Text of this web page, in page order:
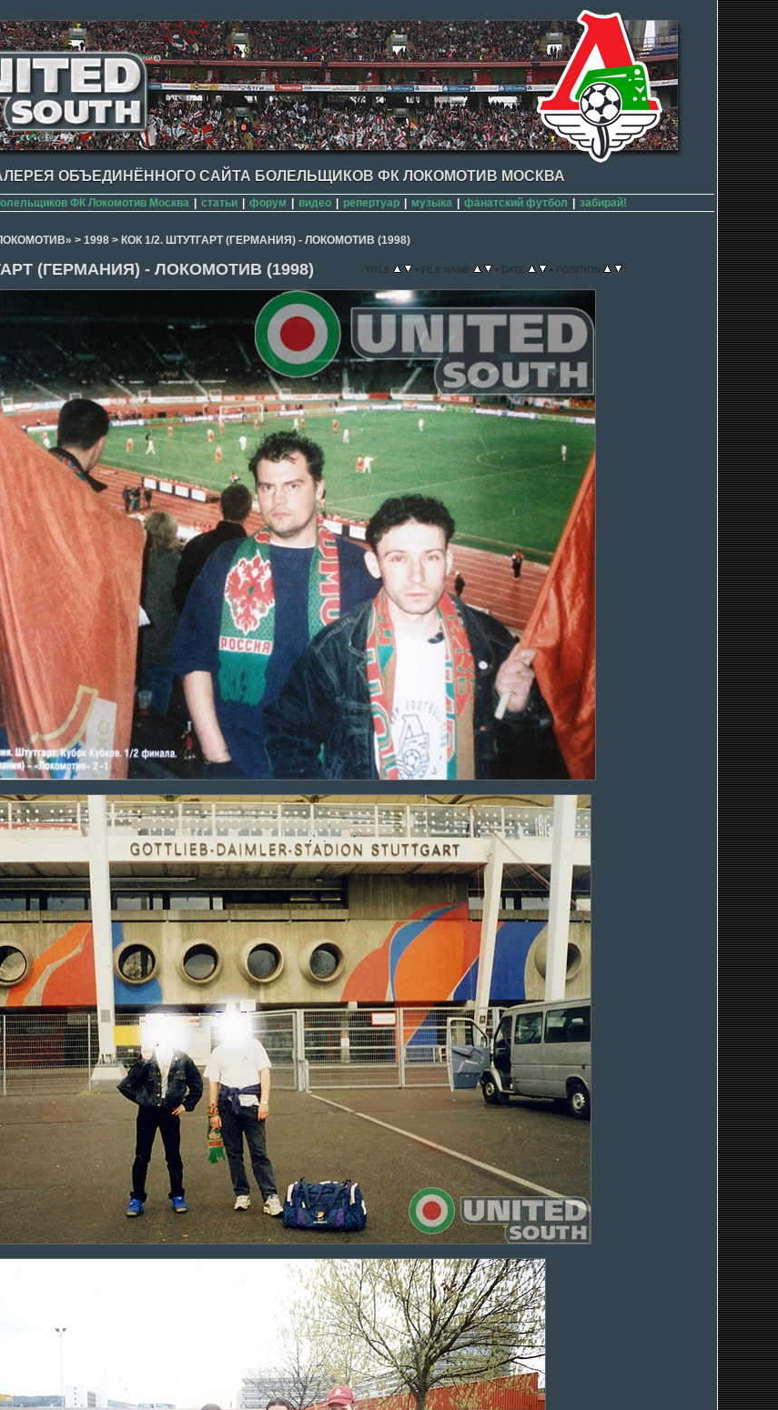
ОБЪЕДИНЁННОГО САЙТА БОЛЕЛЬЩИКОВ ФК ЛОКОМОТИВ МОСКВА
ФК Локомотив Москва статьи форум видео репертуар музыка фанатский футбол забирай!
> 1998> КОК 1/2. ШТУТГАРТ (ГЕРМАНИЯ) - ЛОКОМОТИВ (1998)
(ГЕРМАНИЯ) - ЛОКОМОТИВ (1998) TITLE • FILE NAME • DATE • POSITION